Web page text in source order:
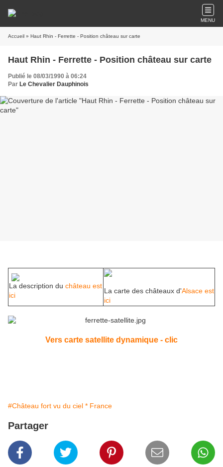
MENU
Accueil » Haut Rhin - Ferrette - Position château sur carte
Haut Rhin - Ferrette - Position château sur carte
Publié le 08/03/1990 à 06:24
Par Le Chevalier Dauphinois
La description du château est
ici
La carte des châteaux d'Alsace est
ici
Vers carte satellite dynamique - clic
#Château fort vu du ciel * France
Partager